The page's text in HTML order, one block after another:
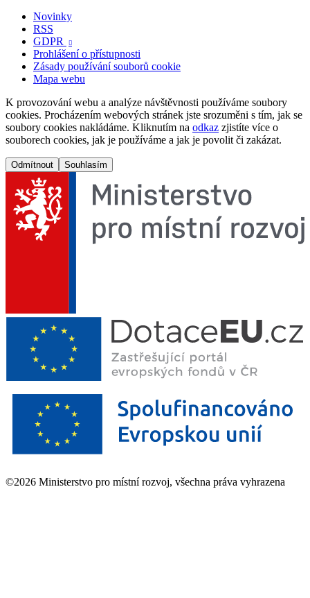
Novinky
RSS
GDPR

Prohlášení o přístupnosti
Zásady používání souborů cookie
Mapa webu
K provozování webu a analýze návštěvnosti používáme soubory
cookies. Procházením webových stránek jste srozuměni s tím, jak se
soubory cookies nakládáme. Kliknutím na odkaz zjistíte více o
souborech cookies, jak je používáme a jak je povolit či zakázat.
Odmítnout Souhlasím
©2026 Ministerstvo pro místní rozvoj, všechna práva vyhrazena